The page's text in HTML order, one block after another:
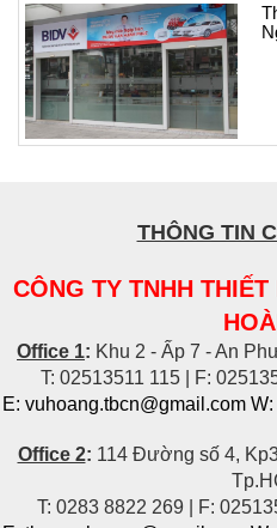
THÔNG TIN
CÔNG TY TNHH
Office 1: Khu 2 - Ấp 7 - An
T: 02513511 115 | F:
E: vuhoang.tbcn@gmail.com
Office 2: 114 Đường số 4,
T: 0283 8822 269 | F: